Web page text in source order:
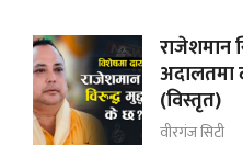
राजेशमान
अदालतमा
(विस्तृत)
वीरगंज सिटी